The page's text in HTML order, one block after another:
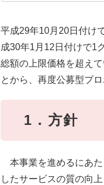
平成29年10月20日付け
成30年1月12日付けで1
総額の上限価格を超え
とから、再度公募型プ
1．方針
本事業を進めるにあた
したサービスの質の向